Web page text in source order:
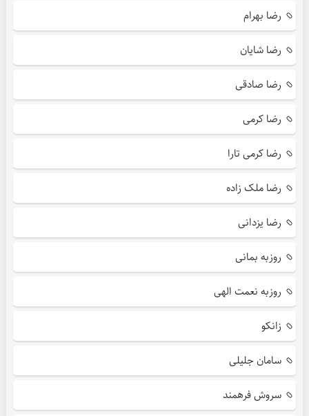
رضا بهرام
رضا شایان
رضا صادقی
رضا کرمی
رضا کرمی تارا
رضا ملک زاده
رضا یزدانی
روزبه بمانی
روزبه نعمت الهی
زانکو
سامان جلیلی
سروش فرهمند